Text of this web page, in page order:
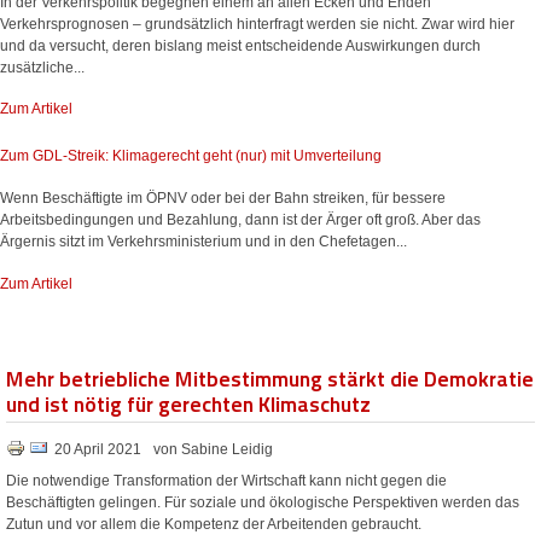
Verkehrsprognosen – grundsätzlich hinterfragt werden sie nicht. Zwar wird hier
und da versucht, deren bislang meist entscheidende Auswirkungen durch
zusätzliche...
Zum Artikel
Zum GDL-Streik: Klimagerecht geht (nur) mit Umverteilung
Wenn Beschäftigte im ÖPNV oder bei der Bahn streiken, für bessere
Arbeitsbedingungen und Bezahlung, dann ist der Ärger oft groß. Aber das
Ärgernis sitzt im Verkehrsministerium und in den Chefetagen...
Zum Artikel
Mehr betriebliche Mitbestimmung stärkt die Demokratie
und ist nötig für gerechten Klimaschutz
20 April 2021
von Sabine Leidig
Die notwendige Transformation der Wirtschaft kann nicht gegen die
Beschäftigten gelingen. Für soziale und ökologische Perspektiven werden das
Zutun und vor allem die Kompetenz der Arbeitenden gebraucht.